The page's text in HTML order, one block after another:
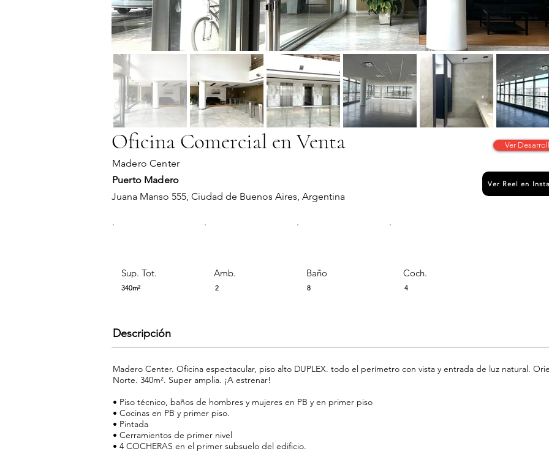
Oficina Comercial en Venta Ver
Madero Center
Juana Manso 555, Ciudad de Buenos Aires, Argentina
Ver Reel en
Puerto Madero
Sup. Tot.
340m²
Amb.
2
Baño
8
Coch.
4
Descripción
Madero Center. Oficina espectacular, piso alto DUPLEX. todo el perímetro con vista y entrada de luz natural.
Norte. 340m². Super amplia. ¡A estrenar!
• Piso técnico, baños de hombres y mujeres en PB y en primer piso
• Cocinas en PB y primer piso.
• Pintada
• Cerramientos de primer nivel
• 4 COCHERAS en el primer subsuelo del edificio.